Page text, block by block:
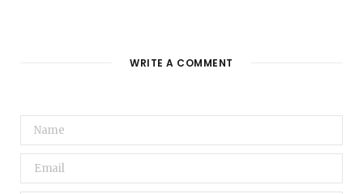
WRITE A COMMENT